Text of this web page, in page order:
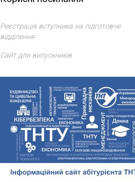
Реєстрація вступника на підготовче
відділення
Сайт для випускників